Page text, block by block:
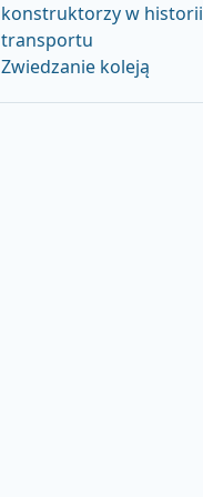
konstruktorzy w historii
transportu
Zwiedzanie koleją